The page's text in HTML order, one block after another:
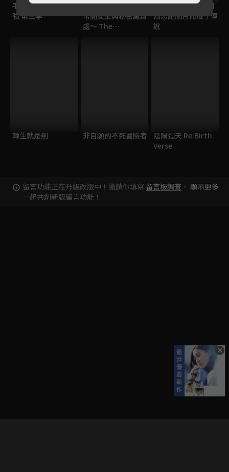
平凡職業造就世界最
強 第三季
萊莎的鍊金工房 ～
常闇女王與秘密藏身
處～ The
身為VTuber的我因
為忘記關台而成了傳
說
轉生就是劍 非自願的不死冒險者
陰陽迴天 Re:Birth
Verse
留言功能正在升級改版中！邀請你填寫 留言板調查 ，
一起共創新版留言功能！
顯示更多